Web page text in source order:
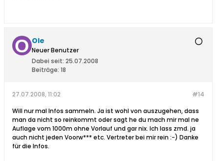
Ole
Neuer Benutzer
Dabei seit: 25.07.2008
Beiträge: 18
#14
27.07.2008, 11:02
Will nur mal Infos sammeln. Ja ist wohl von auszugehen, dass
man da nicht so reinkommt oder sagt he du mach mir mal ne
Auflage vom 1000m ohne Vorlauf und gar nix. Ich lass zmd. ja
auch nicht jeden Voorw*** etc. Vertreter bei mir rein :-) Danke
für die Infos.